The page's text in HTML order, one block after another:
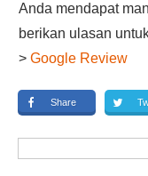
Anda mendapat
berikan ulasan
> Google Review
Share